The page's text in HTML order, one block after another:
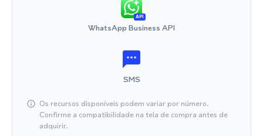
API
WhatsApp Business API
SMS
Os recursos disponíveis podem variar por número.
Confirme a compatibilidade na tela de compra antes de
adquirir.